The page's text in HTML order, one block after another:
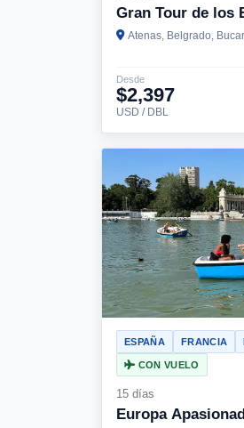
Gran Tour de los
Atenas, Belgrado,
Desde
$2,397
USD / DBL
ESPAÑA FRANCIA
CON VUELO
15 días
Europa